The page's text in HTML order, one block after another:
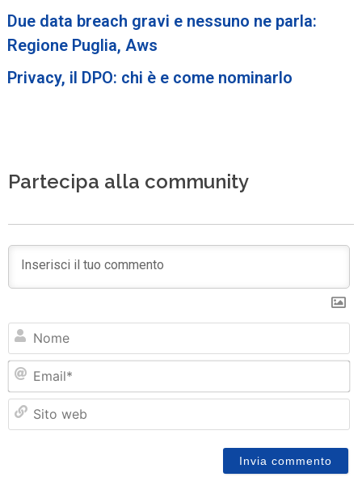
Due data breach gravi e nessuno ne parla:
Regione Puglia, Aws
Privacy, il DPO: chi è e come nominarlo
Partecipa alla community